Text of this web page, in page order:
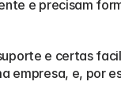
e precisam
e certas
empresa, e, por